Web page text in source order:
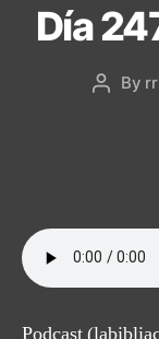
Día
Post
By